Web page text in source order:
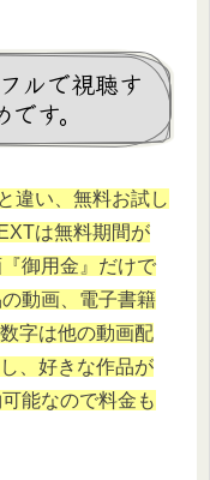
ルで視聴す
す。
違い、無料お試し
は無料期間が
御用金』だけで
動画、電子書籍
字は他の動画配
、好きな作品が
能なので料金も